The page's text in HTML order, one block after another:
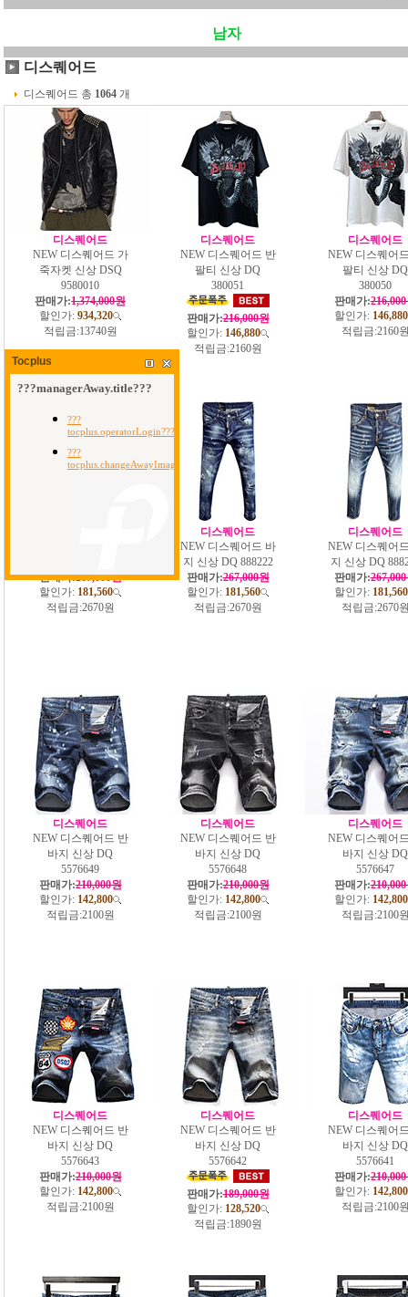
남자
디스퀘어드
디스퀘어드 총 1064 개
디스퀘어드
NEW 디스퀘어드 가
죽자켓 신상 DSQ
9580010
판매가:1,374,000원
할인가: 934,320
적립금:13740원
디스퀘어드
NEW 디스퀘어드 반
팔티 신상 DQ
380051
판매가:216,000원
할인가: 146,880
적립금:2160원
디스퀘어드
NEW 디스퀘어
팔티 신상 DQ
380050
판매가:
할인가: 146,880
적립금:2160
판매가:267,000원
할인가: 181,560
적립금:2670원
디스퀘어드
NEW 디스퀘어드 바
지 신상 DQ 888222
판매가:267,000원
할인가: 181,560
적립금:2670원
디스퀘어드
NEW 디스퀘어
지 신상 DQ
판매가:
할인가: 181,560
적립금:2670
디스퀘어드
NEW 디스퀘어드 반
바지 신상 DQ
5576649
판매가:210,000원
할인가: 142,800
적립금:2100원
디스퀘어드
NEW 디스퀘어드 반
바지 신상 DQ
5576648
판매가:210,000원
할인가: 142,800
적립금:2100원
디스퀘어드
NEW 디스퀘어
바지 신상 DQ
5576647
판매가:
할인가: 142,800
적립금:2100
디스퀘어드
NEW 디스퀘어드 반
바지 신상 DQ
5576643
판매가:210,000원
할인가: 142,800
적립금:2100원
디스퀘어드
NEW 디스퀘어드 반
바지 신상 DQ
5576642
판매가:189,000원
할인가: 128,520
적립금:1890원
디스퀘어드
NEW 디스퀘어
바지 신상 DQ
5576641
판매가:
할인가: 142,800
적립금:2100
Tocplus